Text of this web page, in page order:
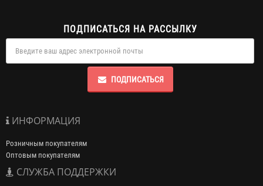
ПОДПИСАТЬСЯ НА РАССЫЛКУ
ПОДПИСАТЬСЯ
ИНФОРМАЦИЯ
Розничным покупателям
Оптовым покупателям
СЛУЖБА ПОДДЕРЖКИ